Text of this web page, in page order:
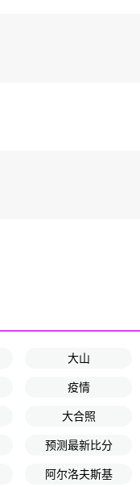
大山
疫情
大合照
预测最新比分
阿尔洛夫斯基